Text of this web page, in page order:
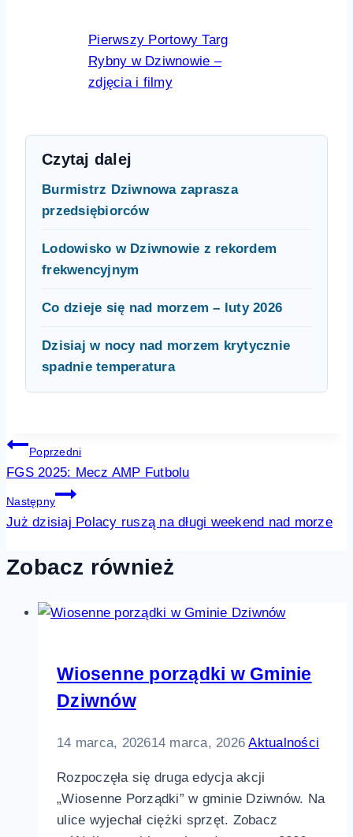
Pierwszy Portowy Targ
Rybny w Dziwnowie –
zdjęcia i filmy
Czytaj dalej
Burmistrz Dziwnowa zaprasza
przedsiębiorców
Lodowisko w Dziwnowie z rekordem
frekwencyjnym
Co dzieje się nad morzem – luty 2026
Dzisiaj w nocy nad morzem krytycznie
spadnie temperatura
Nawigacja
wpisu
Poprzedni
FGS 2025: Mecz AMP Futbolu
Następny
Już dzisiaj Polacy ruszą na długi weekend nad morze
Zobacz również
Wiosenne porządki w Gminie
Dziwnów
14 marca, 202614 marca, 2026 Aktualności
Rozpoczęła się druga edycja akcji
„Wiosenne Porządki” w gminie Dziwnów. Na
ulice wyjechał ciężki sprzęt. Zobacz